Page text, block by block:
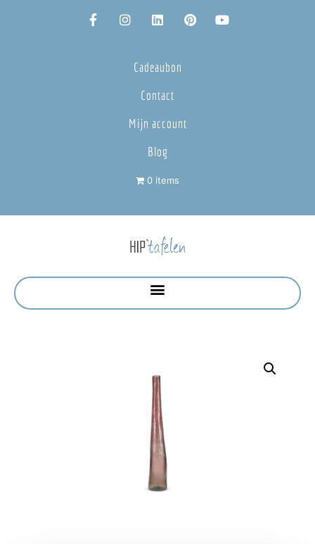
Cadeaubon
Contact
Mijn account
Blog
0 items